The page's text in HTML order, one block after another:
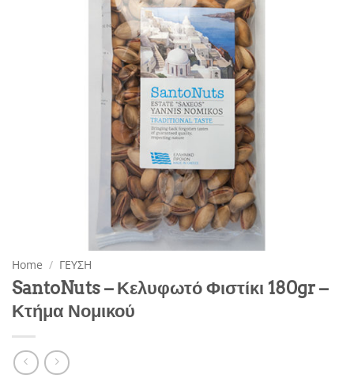
Home / ΓΕΥΣΗ
SantoNuts – Κελυφωτό Φιστίκι 180gr –
Κτήμα Νομικού